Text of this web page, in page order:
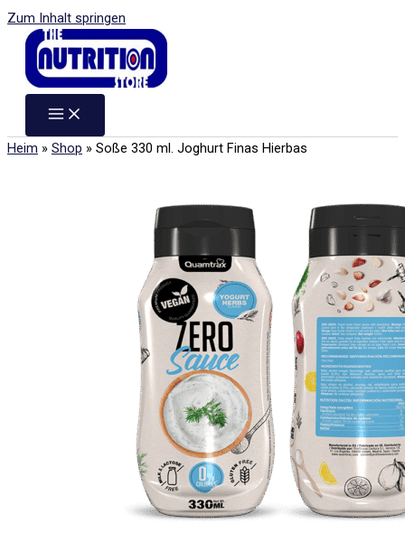
Zum Inhalt springen
Heim » Shop » Soße 330 ml. Joghurt Finas Hierbas